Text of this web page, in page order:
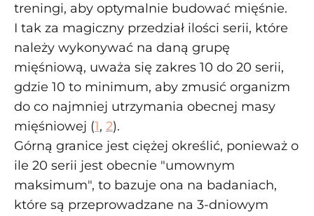
treningi, aby optymalnie budować mięśnie.
I tak za magiczny przedział ilości serii, które
należy wykonywać na daną grupę
mięśniową, uważa się zakres 10 do 20 serii,
gdzie 10 to minimum, aby zmusić organizm
do co najmniej utrzymania obecnej masy
mięśniowej (1, 2).
Górną granice jest ciężej określić, ponieważ o
ile 20 serii jest obecnie "umownym
maksimum", to bazuje ona na badaniach,
które są przeprowadzane na 3-dniowym